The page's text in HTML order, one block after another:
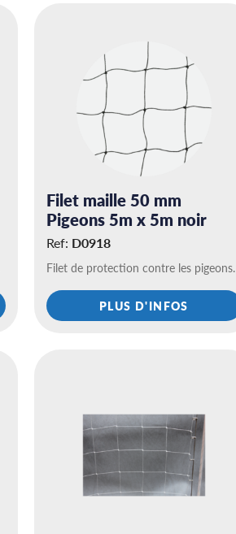
Filet maille 50 mm
Pigeons 5m x 5m noir
Ref: D0918
Filet de protection contre les pigeons.
PLUS D'INFOS